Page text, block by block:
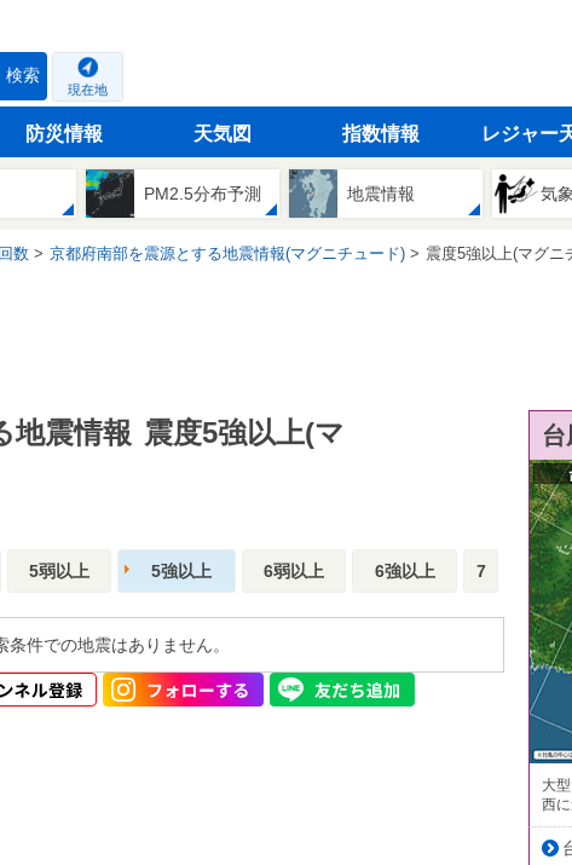
検索
現在地
防災情報 天気図 指数情報 レジャー
PM2.5分布予測 地震情報 気
数 京都府南部を震源とする地震情報(マグニチュード) 震度5強以上(マグニ
地震情報 震度5強以上(マ
5弱以上 5強以上 6弱以上 6強以上 7
条件での地震はありません。
大
西